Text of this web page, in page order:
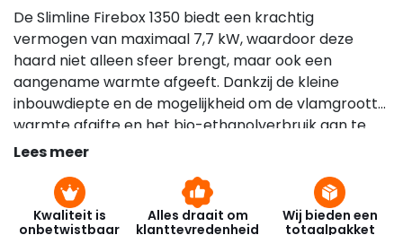
De Slimline Firebox 1350 biedt een krachtig
vermogen van maximaal 7,7 kW, waardoor deze
haard niet alleen sfeer brengt, maar ook een
aangename warmte afgeeft. Dankzij de kleine
inbouwdiepte en de mogelijkheid om de vlamgrootte,
warmte afgifte en het bio-ethanolverbruik aan te
passen, is deze haard geschikt voor elke ruimte en
Lees meer
Kwaliteit is
onbetwistbaar
Alles draait om
klanttevredenheid
Wij bieden een
totaalpakket